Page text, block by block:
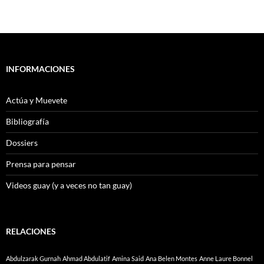
INFORMACIONES
Actúa y Muevete
Bibliografía
Dossiers
Prensa para pensar
Videos guay (y a veces no tan guay)
RELACIONES
Abdulzarak Gurnah Ahmad Abdulatif Amina Said Ana Belen Montes Anne Laure Bonnel